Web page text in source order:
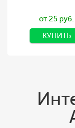
от 25 руб.
КУПИТЬ